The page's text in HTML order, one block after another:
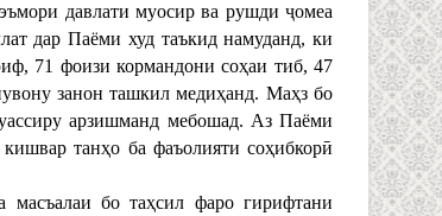
давлати муосир ва рушди ҷомеа
дар Паёми худ таъкид намуданд, ки
71 фоизи кормандони соҳаи тиб, 47
занон ташкил медиҳанд. Маҳз бо
арзишманд мебошад. Аз Паёми
танҳо ба фаъолияти соҳибкорӣ
бо таҳсил фаро гирифтани